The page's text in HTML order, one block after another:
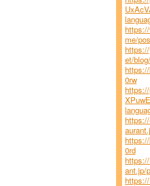
me/
et/
0rw
0rd
ant.jp/